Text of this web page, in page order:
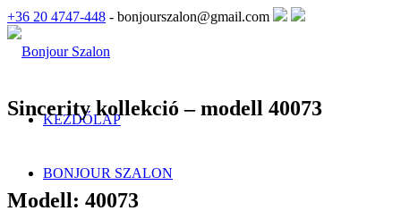
+36 20 4747-448 - bonjourszalon@gmail.com
KEZDŐLAP
BONJOUR SZALON
Sincerity kollekció – modell 40073
Modell: 40073